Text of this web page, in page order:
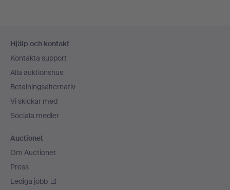
Hjälp och kontakt
Kontakta support
Alla auktionshus
Betalningsalternativ
Vi skickar med
Sociala medier
Auctionet
Om Auctionet
Press
Lediga jobb